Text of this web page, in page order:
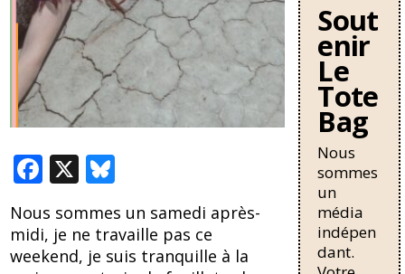
F
e
b
X
e
sk
Nous sommes un samedi après-
midi, je ne travaille pas ce
weekend, je suis tranquille à la
travailleurs
sans-
papiers en
France se
durcit avec
une
nouvelle
circulaire
de Bruno
Retailleau
qui
pourrait
allonger la
durée de
Sout
enir
Le
Tote
Bag
Nous
sommes
un
média
indépen
dant.